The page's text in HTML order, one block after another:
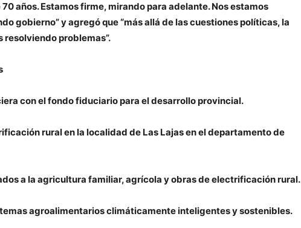
años. Estamos firme, mirando para adelante. Nos estamos
gobierno” y agregó que “más allá de las cuestiones políticas, la
problemas”.
con el fondo fiduciario para el desarrollo provincial.
rural en la localidad de Las Lajas en el departamento de
a la agricultura familiar, agrícola y obras de electrificación rural.
agroalimentarios climáticamente inteligentes y sostenibles.